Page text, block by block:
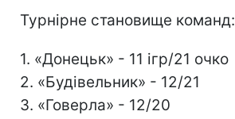
Турнірне становище команд:
1. «Донецьк» - 11 ігр/21 очко
2. «Будівельник» - 12/21
3. «Говерла» - 12/20